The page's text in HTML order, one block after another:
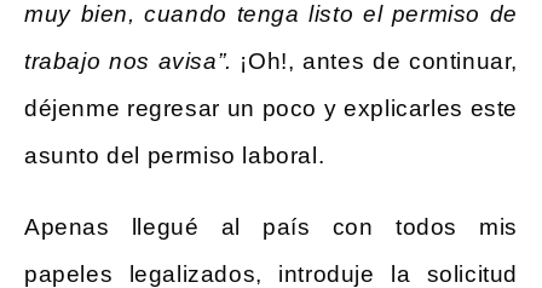
muy bien, cuando tenga listo el permiso de
trabajo nos avisa”. ¡Oh!, antes de continuar,
déjenme regresar un poco y explicarles este
asunto del permiso laboral.
Apenas llegué al país con todos mis
papeles legalizados, introduje la solicitud